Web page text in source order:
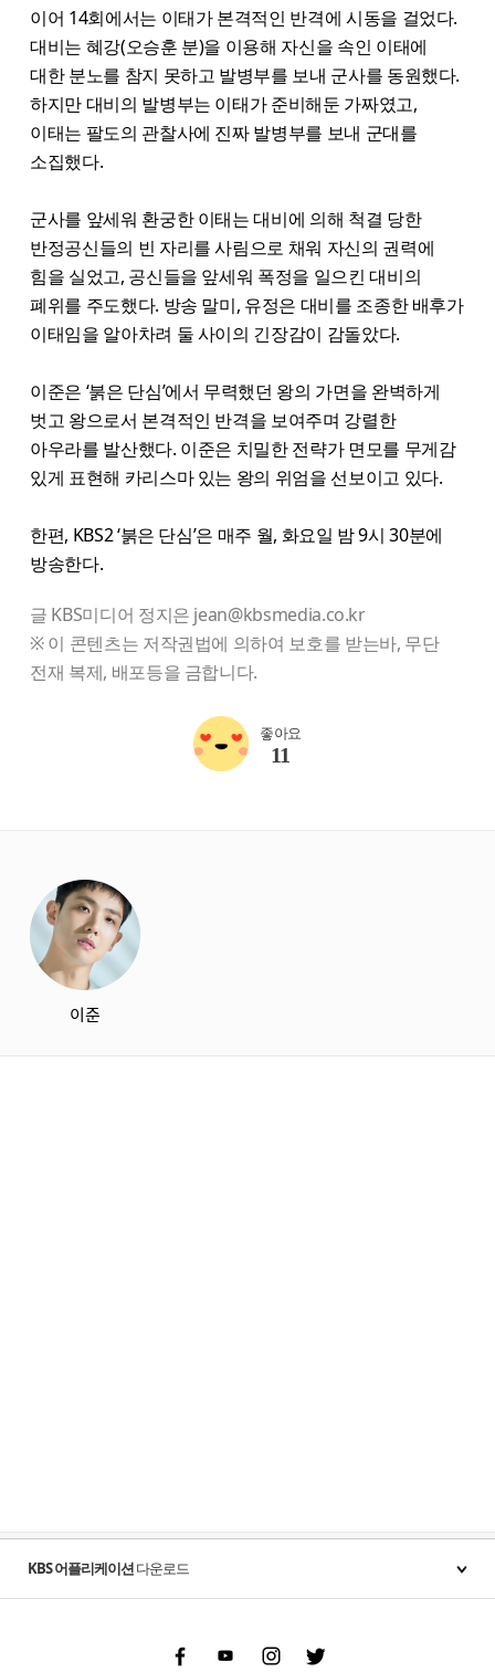
이어 14회에서는 이태가 본격적인 반격에 시동을 걸었다.
대비는 혜강(오승훈 분)을 이용해 자신을 속인 이태에
대한 분노를 참지 못하고 발병부를 보내 군사를 동원했다.
하지만 대비의 발병부는 이태가 준비해둔 가짜였고,
이태는 팔도의 관찰사에 진짜 발병부를 보내 군대를
소집했다.
군사를 앞세워 환궁한 이태는 대비에 의해 척결 당한
반정공신들의 빈 자리를 사림으로 채워 자신의 권력에
힘을 실었고, 공신들을 앞세워 폭정을 일으킨 대비의
폐위를 주도했다. 방송 말미, 유정은 대비를 조종한 배후가
이태임을 알아차려 둘 사이의 긴장감이 감돌았다.
이준은 ‘붉은 단심’에서 무력했던 왕의 가면을 완벽하게
벗고 왕으로서 본격적인 반격을 보여주며 강렬한
아우라를 발산했다. 이준은 치밀한 전략가 면모를 무게감
있게 표현해 카리스마 있는 왕의 위엄을 선보이고 있다.
한편, KBS2 ‘붉은 단심’은 매주 월, 화요일 밤 9시 30분에
방송한다.
글 KBS미디어 정지은 jean@kbsmedia.co.kr
※ 이 콘텐츠는 저작권법에 의하여 보호를 받는바, 무단
전재 복제, 배포등을 금합니다.
좋아요
11
이준
KBS 어플리케이션다운로드
FacebookYoutubeInstgram Twitter